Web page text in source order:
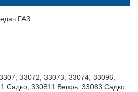
ГАЗ
33072, 33073, 33074, 33096,
Садко, 330811 Вепрь, 33083 Садко,